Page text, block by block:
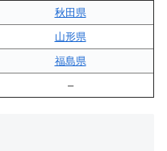
秋田県
山形県
福島県
–